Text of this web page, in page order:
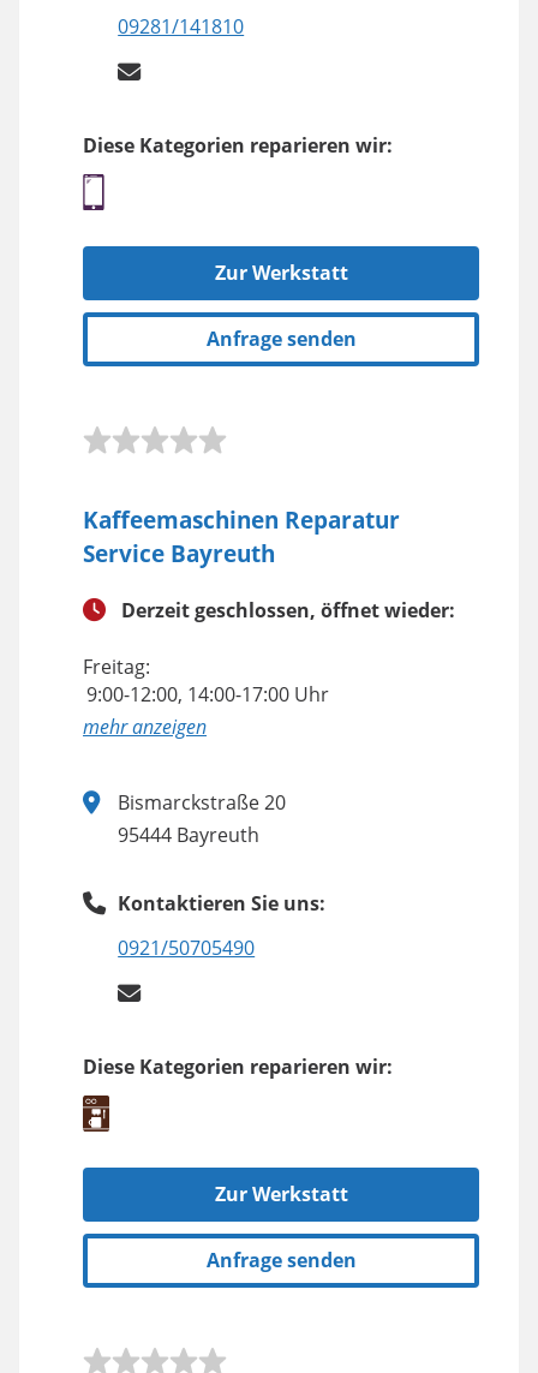
09281/141810
Diese Kategorien reparieren wir:
Zur Werkstatt
Anfrage senden
Kaffeemaschinen Reparatur
Service Bayreuth
Derzeit geschlossen, öffnet wieder:
Freitag:
9:00-12:00, 14:00-17:00 Uhr
anzeigen
Bismarckstraße 20
95444 Bayreuth
Kontaktieren Sie uns:
0921/50705490
Diese Kategorien reparieren wir:
Zur Werkstatt
Anfrage senden